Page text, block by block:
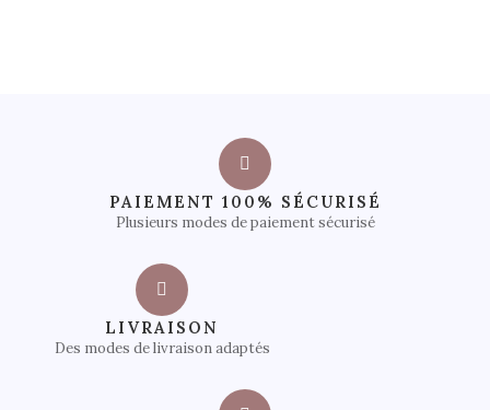
PAIEMENT 100% SÉCURISÉ
Plusieurs modes de paiement sécurisé
LIVRAISON
Des modes de livraison adaptés